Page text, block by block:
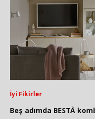
İyi Fikirler
Beş adımda BESTÅ